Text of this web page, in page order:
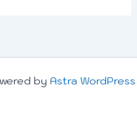
by Astra WordPress